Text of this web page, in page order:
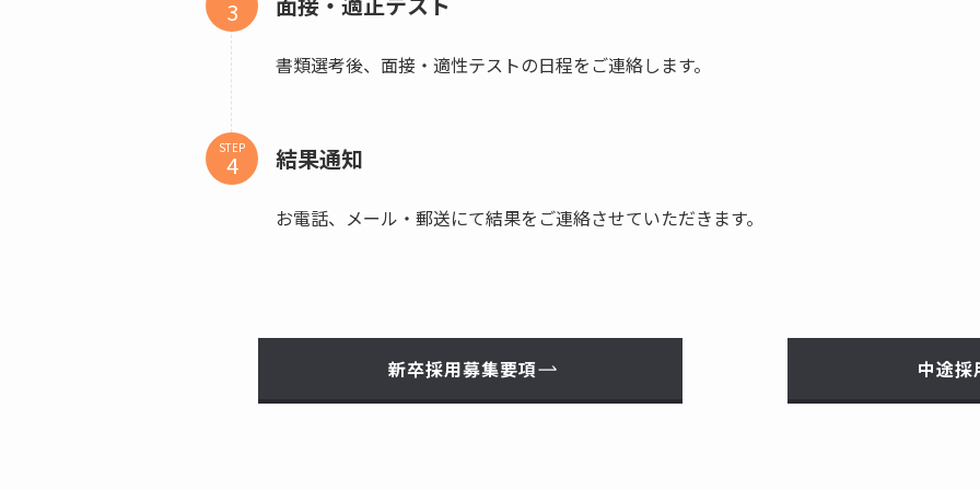
書類選考後、面接・適性テストの日程をご連絡します。
STEP 結果通知
お電話、メール・郵送にて結果をご連絡させていただきます。
新卒採用募集要項 中途採